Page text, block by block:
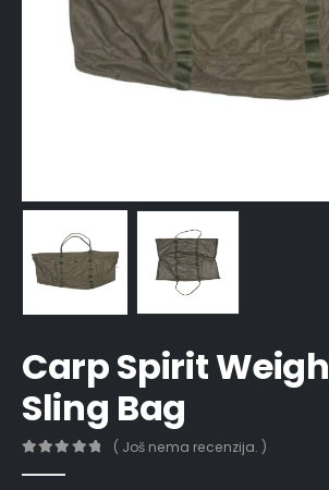
Carp Spirit Weigh
Sling Bag
( Još nema recenzija. )